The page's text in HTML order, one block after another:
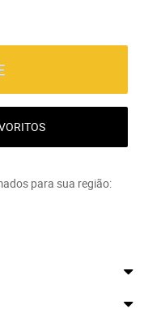
para sua região: